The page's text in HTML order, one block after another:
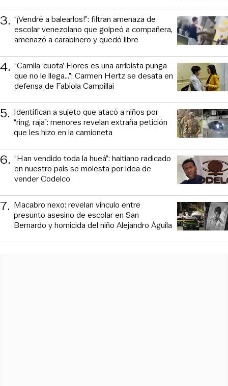
3. “¡Vendré a balearlos!”: filtran amenaza de
escolar venezolano que golpeó a compañera,
amenazó a carabinero y quedó libre
4. “Camila ‘cuota’ Flores es una arribista punga
que no le llega...”: Carmen Hertz se desata en
defensa de Fabiola Campillai
5. Identifican a sujeto que atacó a niños por
“ring, raja”: menores revelan extraña petición
que les hizo en la camioneta
6. “Han vendido toda la hueá”: haitiano radicado
en nuestro país se molesta por idea de
vender Codelco
7. Macabro nexo: revelan vínculo entre
presunto asesino de escolar en San
Bernardo y homicida del niño Alejandro Águila